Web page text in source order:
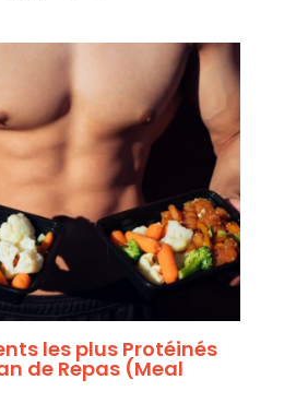
les plus Protéinés
de Repas (Meal